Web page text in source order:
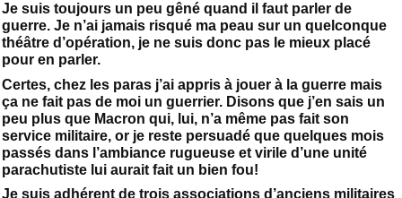
Je suis toujours un peu gêné quand il faut parler de
guerre. Je n’ai jamais risqué ma peau sur un quelconque
théâtre d’opération, je ne suis donc pas le mieux placé
pour en parler.
Certes, chez les paras j’ai appris à jouer à la guerre mais
ça ne fait pas de moi un guerrier. Disons que j’en sais un
peu plus que Macron qui, lui, n’a même pas fait son
service militaire, or je reste persuadé que quelques mois
passés dans l’ambiance rugueuse et virile d’une unité
parachutiste lui aurait fait un bien fou!
Je suis adhérent de trois associations d’anciens militaires